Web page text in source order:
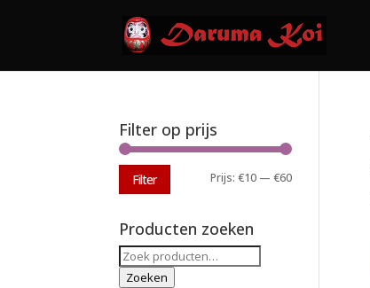
Filter op prijs
Min.
Max.
Filter Prijs: €10— €60
Producten zoeken
Zoeken
naar:
Zoeken